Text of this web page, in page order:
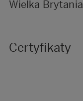
Wielka
Certyfikaty